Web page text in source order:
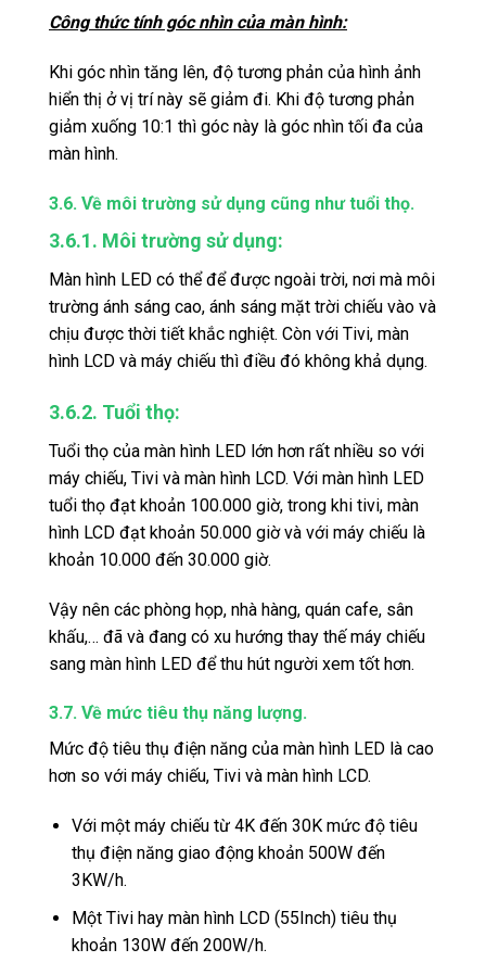
Công thức tính góc nhìn của màn hình:
Khi góc nhìn tăng lên, độ tương phản của hình ảnh
hiển thị ở vị trí này sẽ giảm đi. Khi độ tương phản
giảm xuống 10:1 thì góc này là góc nhìn tối đa của
màn hình.
3.6. Về môi trường sử dụng cũng như tuổi thọ.
3.6.1. Môi trường sử dụng:
Màn hình LED có thể để được ngoài trời, nơi mà môi
trường ánh sáng cao, ánh sáng mặt trời chiếu vào và
chịu được thời tiết khắc nghiệt. Còn với Tivi, màn
hình LCD và máy chiếu thì điều đó không khả dụng.
3.6.2. Tuổi thọ:
Tuổi thọ của màn hình LED lớn hơn rất nhiều so với
máy chiếu, Tivi và màn hình LCD. Với màn hình LED
tuổi thọ đạt khoản 100.000 giờ, trong khi tivi, màn
hình LCD đạt khoản 50.000 giờ và với máy chiếu là
khoản 10.000 đến 30.000 giờ.
Vậy nên các phòng họp, nhà hàng, quán cafe, sân
khấu,… đã và đang có xu hướng thay thế máy chiếu
sang màn hình LED để thu hút người xem tốt hơn.
3.7. Về mức tiêu thụ năng lượng.
Mức độ tiêu thụ điện năng của màn hình LED là cao
hơn so với máy chiếu, Tivi và màn hình LCD.
Với một máy chiếu từ 4K đến 30K mức độ tiêu
thụ điện năng giao động khoản 500W đến
3KW/h.
Một Tivi hay màn hình LCD (55Inch) tiêu thụ
khoản 130W đến 200W/h.